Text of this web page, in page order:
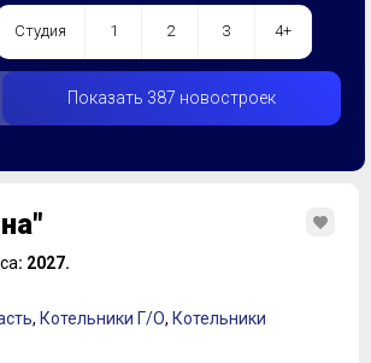
Студия 1 2 3 4+
Показать 387 новостроек
: 2027.
, Котельники Г/О, Котельники